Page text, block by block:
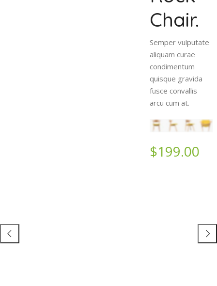
Chair.
Semper vulputate
aliquam curae
condimentum
quisque gravida
fusce convallis
arcu cum at.
$199.00